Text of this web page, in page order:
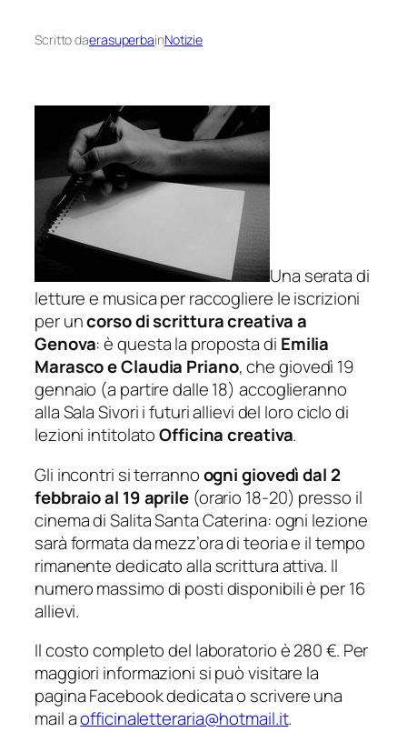
Scritto daerasuperbainNotizie
Una serata di
letture e musica per raccogliere le iscrizioni
per uncorso di scrittura creativa a
Genova: è questa la proposta di Emilia
Marasco e Claudia Priano, che giovedì 19
gennaio (a partire dalle 18) accoglieranno
alla Sala Sivori i futuri allievi del loro ciclo di
lezioni intitolatoOfficina creativa.
Gli incontri si terrannoogni giovedì dal 2
febbraio al 19 aprile(orario 18-20) presso il
cinema di Salita Santa Caterina: ogni lezione
sarà formata da mezz’ora di teoria e il tempo
rimanente dedicato alla scrittura attiva. Il
numero massimo di posti disponibili è per 16
allievi.
Il costo completo del laboratorio è 280 €. Per
maggiori informazioni si può visitare la
pagina Facebook dedicata o scrivere una
mail aofficinaletteraria@hotmail.it.